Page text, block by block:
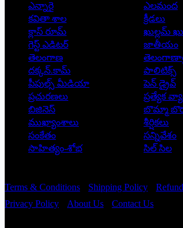
ఎన్నారై
ఎలమంద
కవితా శాల
క్రీడలు
క్లాస్ రూమ్
ఖుల్లమ్
గెస్ట్ ఎడిటర్
జాతీయం
తెలంగాణ
దక్కన్.కామ్
పాలిటిక్స్
పీపుల్స్ ‌మీడియా
పెన్ డ్రైవ్
ప్రచురణలు
ప్రత్యేక
బిజినెస్
బొమ్మా
ముఖ్యాంశాలు
శీర్షికలు
సంకేతం
సన్నివేశం
సాహిత్యం-శోభ
సిల్ సిల
Terms & Conditions Shipping Policy
Privacy Policy
About Us Contact Us